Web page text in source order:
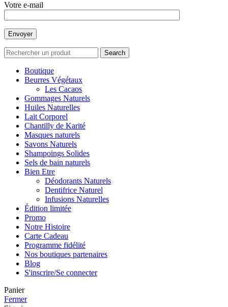
Votre e-mail
Search
Boutique
Beurres Végétaux
Les Cacaos
Gommages Naturels
Huiles Naturelles
Lait Corporel
Chantilly de Karité
Masques naturels
Savons Naturels
Shampoings Solides
Sels de bain naturels
Bien Etre
Déodorants Naturels
Dentifrice Naturel
Infusions Naturelles
Édition limitée
Promo
Notre Histoire
Carte Cadeau
Programme fidélité
Nos boutiques partenaires
Blog
S'inscrire/Se connecter
Panier
Fermer